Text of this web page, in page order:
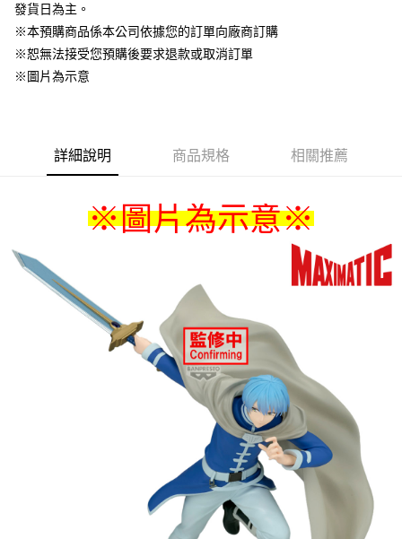
預購訂單-離島宅配專用-(澎湖/金門/馬祖)(🔺不同預購月份建議分開
結帳，避免整筆訂單等超久)
每筆NT$220
發貨日為主。
※本預購商品係本公司依據您的訂單向廠商訂購
※恕無法接受您預購後要求退款或取消訂單
※圖片為示意
詳細說明 商品規格 相關推薦
※圖片為示意※